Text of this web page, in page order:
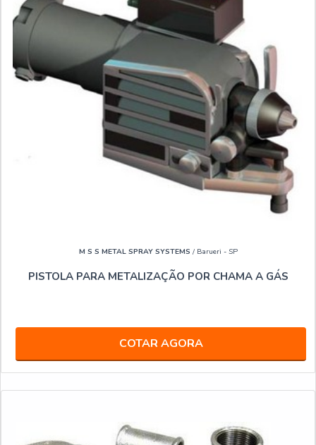
M S S METAL SPRAY SYSTEMS / Barueri - SP
PISTOLA PARA METALIZAÇÃO POR CHAMA A GÁS
COTAR AGORA